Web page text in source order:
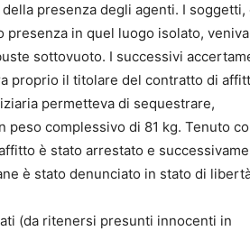
presenza degli agenti. I soggetti,
in quel luogo isolato,
sottovuoto. I successivi
proprio il titolare del contratto di
permetteva di sequestrare,
complessivo di 81 kg. Tenuto
è stato arrestato e
è stato denunciato in stato di
(da ritenersi presunti innocenti in